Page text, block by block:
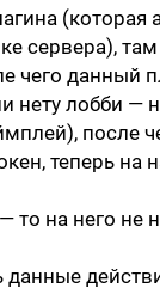
(которая
сервера),
чего данный
нету лобби —
после
теперь на
то на него не